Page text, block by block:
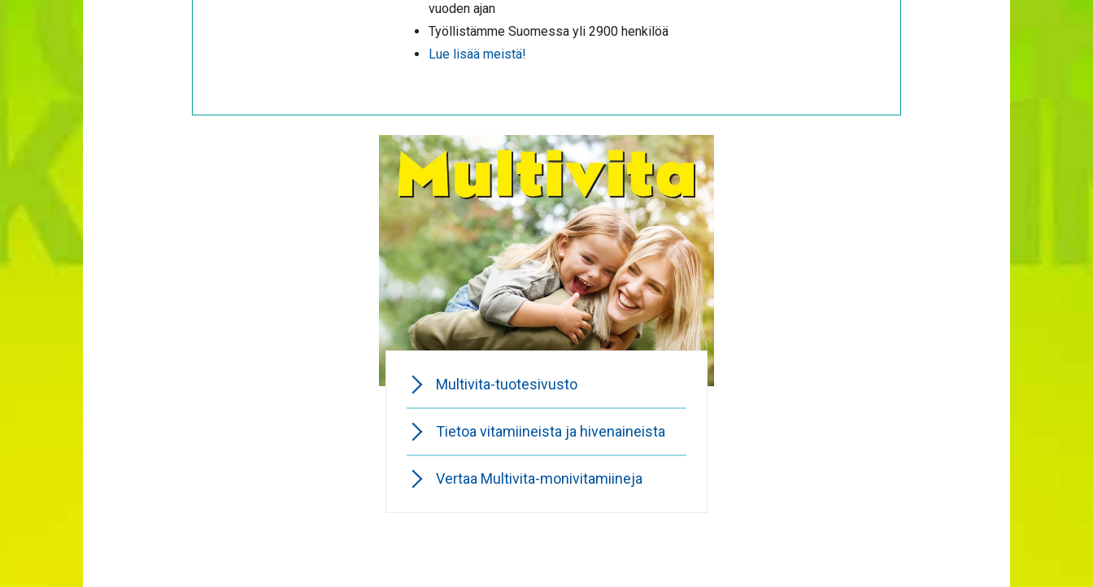
vuoden ajan
Työllistämme Suomessa yli 2900 henkilöä
Lue lisää meistä!
Multivita-tuotesivusto
Tietoa vitamiineista ja hivenaineista
Vertaa Multivita-monivitamiineja